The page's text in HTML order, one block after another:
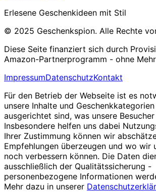
Erlesene Geschenkideen mit Stil
© 2025 Geschenkspion. Alle Rechte
Diese Seite finanziert sich durch
Amazon-Partnerprogramm - ohne
ImpressumDatenschutzKontakt
Für den Betrieb der Webseite ist es
unsere Inhalte und
ausgerichtet sind, was unsere
Insbesondere helfen uns dabei
Ihrer Zustimmung können wir
Empfehlungen überzeugen und wo wir
noch verbessern können. Die Daten
ausschließlich der Qualitätssicherung -
personenbezogene Informationen
Mehr dazu in unserer